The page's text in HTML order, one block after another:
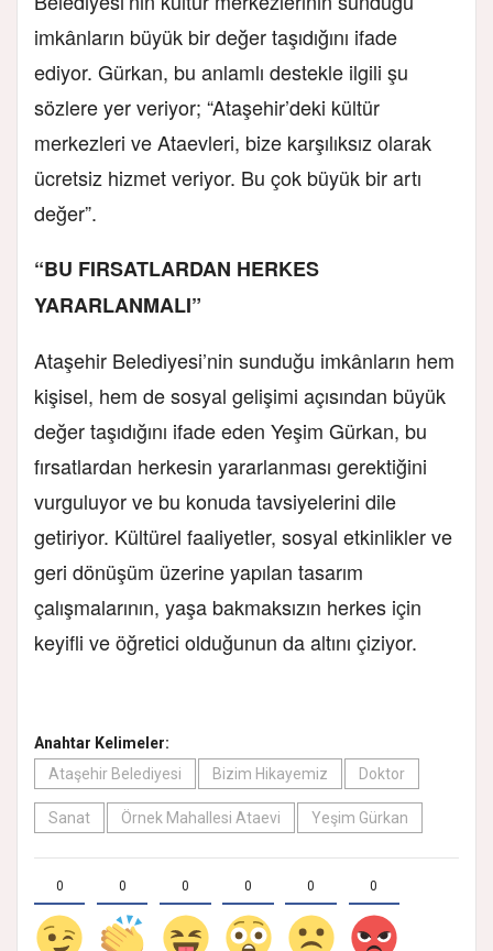
imkânların büyük bir değer taşıdığını ifade
ediyor. Gürkan, bu anlamlı destekle ilgili şu
sözlere yer veriyor; “Ataşehir’deki kültür
merkezleri ve Ataevleri, bize karşılıksız olarak
ücretsiz hizmet veriyor. Bu çok büyük bir artı
değer”.
“BU FIRSATLARDAN HERKES
YARARLANMALI”
Ataşehir Belediyesi’nin sunduğu imkânların hem
kişisel, hem de sosyal gelişimi açısından büyük
değer taşıdığını ifade eden Yeşim Gürkan, bu
fırsatlardan herkesin yararlanması gerektiğini
vurguluyor ve bu konuda tavsiyelerini dile
getiriyor. Kültürel faaliyetler, sosyal etkinlikler ve
geri dönüşüm üzerine yapılan tasarım
çalışmalarının, yaşa bakmaksızın herkes için
keyifli ve öğretici olduğunun da altını çiziyor.
Anahtar Kelimeler:
Ataşehir Belediyesi
Bizim Hikayemiz Doktor
Sanat Örnek Mahallesi Ataevi Yeşim Gürkan
0 0 0 0 0 0